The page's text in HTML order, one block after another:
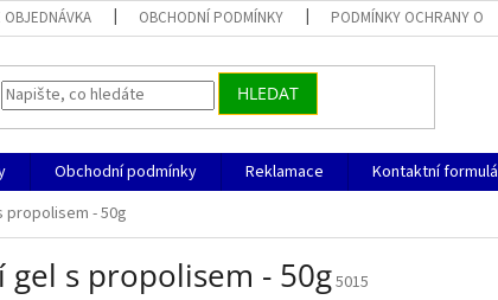
OBJEDNÁVKA OBCHODNÍ PODMÍNKY PODMÍNKY OCHRANY
HLEDAT
Obchodní podmínky Reklamace Kontaktní
propolisem - 50g
gel s propolisem - 50g5015